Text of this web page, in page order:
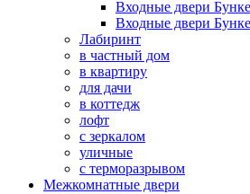
Входные двери
Входные двери
Лабиринт
в частный дом
в квартиру
для дачи
в коттедж
лофт
с зеркалом
уличные
с терморазрывом
Межкомнатные двери